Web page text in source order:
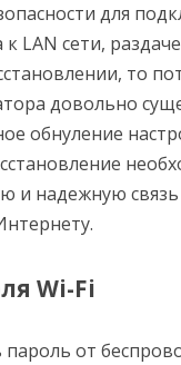
для
LAN сети,
то
довольно
обнуление
и надежную
Wi-Fi
от